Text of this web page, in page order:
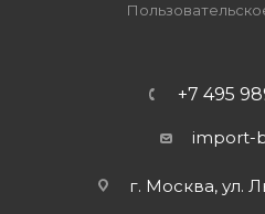
+7 495
import-
г. Москва, ул.